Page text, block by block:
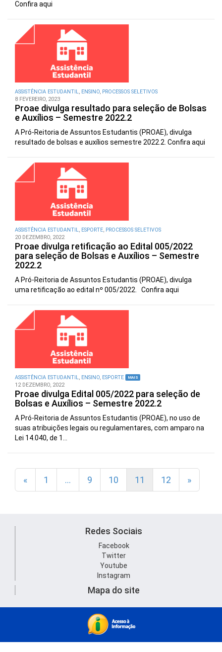
Confira aqui
ASSISTÊNCIA ESTUDANTIL, ENSINO, PROCESSOS SELETIVOS
8 FEVEREIRO, 2023
Proae divulga resultado para seleção de Bolsas
e Auxílios – Semestre 2022.2
A Pró-Reitoria de Assuntos Estudantis (PROAE), divulga
resultado de bolsas e auxílios semestre 2022.2. Confira aqui
ASSISTÊNCIA ESTUDANTIL, ESPORTE, PROCESSOS SELETIVOS
20 DEZEMBRO, 2022
Proae divulga retificação ao Edital 005/2022
para seleção de Bolsas e Auxílios – Semestre
2022.2
A Pró-Reitoria de Assuntos Estudantis (PROAE), divulga
uma retificação ao edital nº 005/2022. Confira aqui
ASSISTÊNCIA ESTUDANTIL, ENSINO, ESPORTE MAIS
12 DEZEMBRO, 2022
Proae divulga Edital 005/2022 para seleção de
Bolsas e Auxílios – Semestre 2022.2
A Pró-Reitoria de Assuntos Estudantis (PROAE), no uso de
suas atribuições legais ou regulamentares, com amparo na
Lei 14.040, de 1...
« 1 … 9 10 11 12 »
Redes Sociais
Facebook
Twitter
Youtube
Instagram
Mapa do site